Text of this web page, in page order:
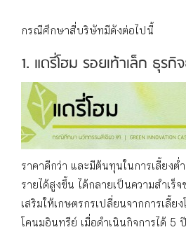
กรณีศึกษาสี่บริษัทมีดังต่อไปนี้
1. แดรี่โฮม รอยเท้าเล็ก ธุรกิ
ราคาดีกว่า และมีต้นทุนในการเลี้ยงต่
รายได้สูงขึ้น ได้กลายเป็นความสำเร็
เสริมให้เกษตรกรเปลี่ยนจากการเลี้ย
โคนมอินทรีย์ เมื่อดำเนินกิจการได้ 5